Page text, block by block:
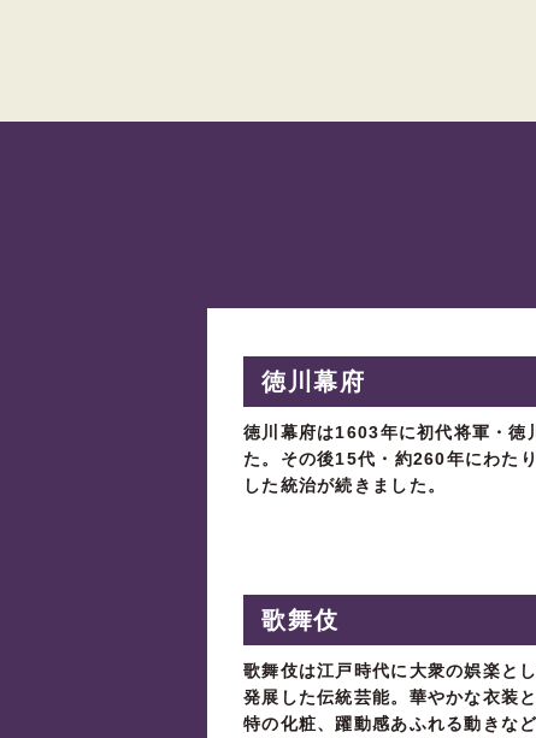
徳川幕府
徳川幕府は1603年に初代将軍・徳
た。その後15代・約260年にわた
した統治が続きました。
歌舞伎
歌舞伎は江戸時代に大衆の娯楽と
発展した伝統芸能。華やかな衣装
特の化粧、躍動感あふれる動きな